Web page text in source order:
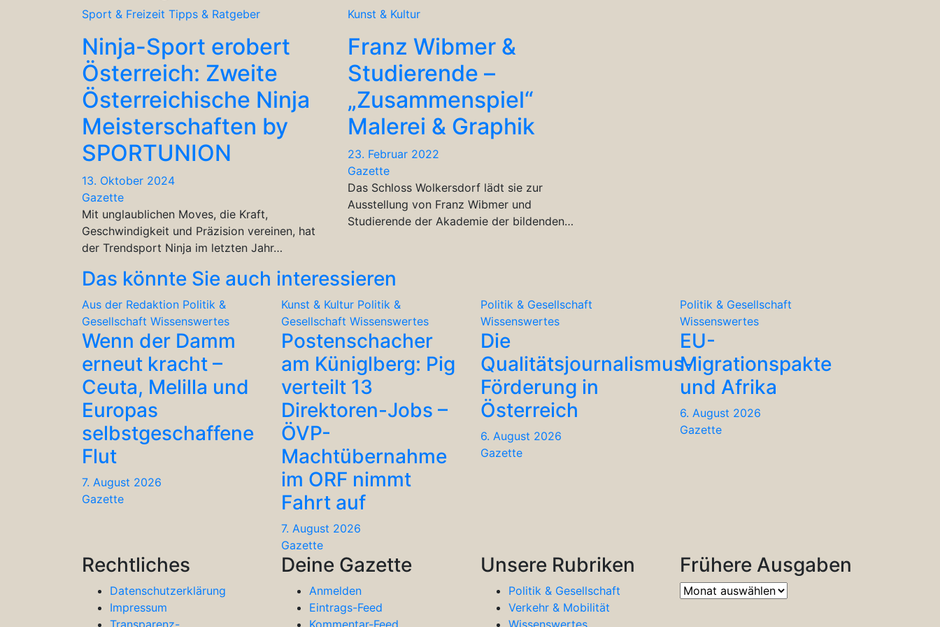
Sport & Freizeit Tipps & Ratgeber
Ninja-Sport erobert
Österreich: Zweite
Österreichische Ninja
Meisterschaften by
SPORTUNION
13. Oktober 2024
Gazette
Mit unglaublichen Moves, die Kraft,
Geschwindigkeit und Präzision vereinen, hat
der Trendsport Ninja im letzten Jahr…
Kunst & Kultur
Franz Wibmer &
Studierende –
„Zusammenspiel“
Malerei & Graphik
23. Februar 2022
Gazette
Das Schloss Wolkersdorf lädt sie zur
Ausstellung von Franz Wibmer und
Studierende der Akademie der bildenden…
Das könnte Sie auch interessieren
Aus der Redaktion Politik &
Gesellschaft Wissenswertes
Wenn der Damm
erneut kracht –
Ceuta, Melilla und
Europas
selbstgeschaffene
Flut
7. August 2026
Gazette
Kunst & Kultur Politik &
Gesellschaft Wissenswertes
Postenschacher
am Küniglberg: Pig
verteilt 13
Direktoren-Jobs –
ÖVP-
Machtübernahme
im ORF nimmt
Fahrt auf
7. August 2026
Gazette
Politik & Gesellschaft
Wissenswertes
Die
Qualitätsjournalismus-
Förderung in
Österreich
6. August 2026
Gazette
Politik & Gesellschaft
Wissenswertes
EU-
Migrationspakte
und Afrika
6. August 2026
Gazette
Rechtliches
Datenschutzerklärung
Impressum
Transparenz-
Deine Gazette
Anmelden
Eintrags-Feed
Kommentar-Feed
Unsere Rubriken
Politik & Gesellschaft
Verkehr & Mobilität
Wissenswertes
Frühere Ausgaben
Frühere